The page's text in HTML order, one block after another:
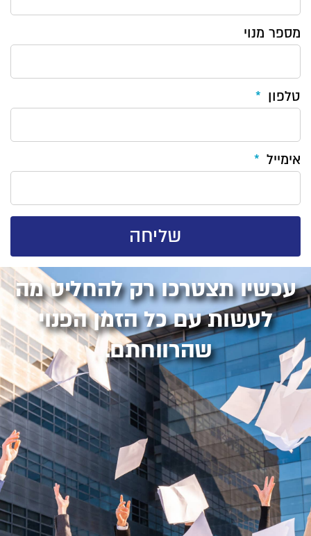
מספר מנוי
טלפון
אימייל
שליחה
עכשיו תצטרכו רק להחליט מה
לעשות עם כל הזמן הפנוי
שהרווחתם.